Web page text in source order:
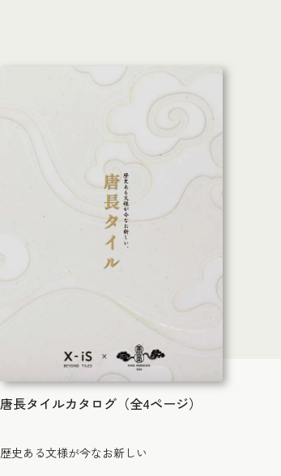
唐長タイルカタログ（全4ページ）
歴史ある文様が今なお新しい